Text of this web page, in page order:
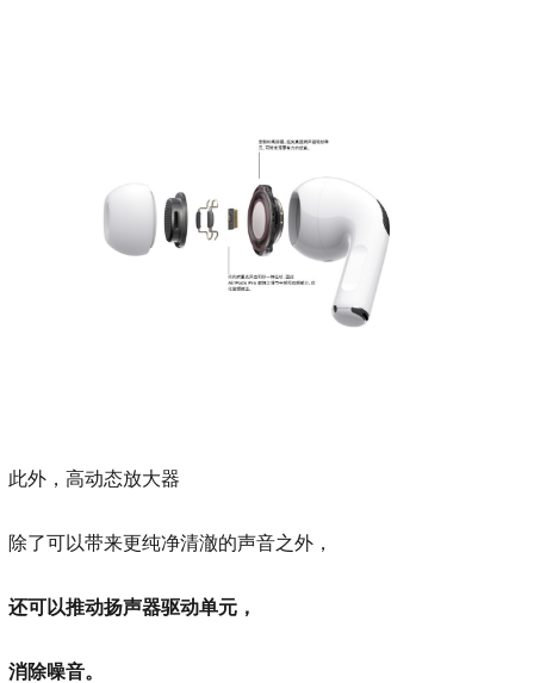
此外，高动态放大器
除了可以带来更纯净清澈的声音之外，
还可以推动扬声器驱动单元，
消除噪音。